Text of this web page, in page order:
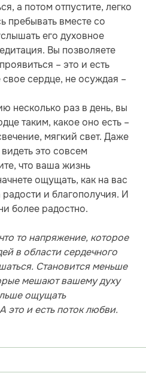
а потом отпустите, легко
пребывать вместе со
его духовное
Вы позволяете
– это и есть
сердце, не осуждая –
несколько раз в день, вы
таким, какое оно есть –
мягкий свет. Даже
это совсем
что ваша жизнь
ощущать, как на вас
радости и благополучия. И
более радостно.
то напряжение, которое
в области сердечного
Становится меньше
мешают вашему духу
ощущать
это и есть поток любви.